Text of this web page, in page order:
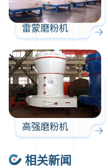
雷蒙磨粉机
高强磨粉机
相关新闻